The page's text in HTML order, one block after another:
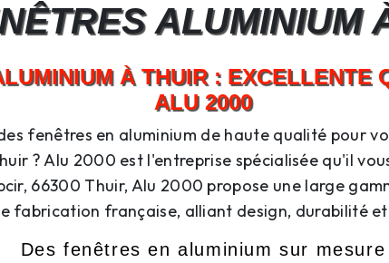
ALUMINIUM
À THUIR : EXCELLENTE
ALU 2000
fenêtres en aluminium de haute qualité pour
? Alu 2000 est l'entreprise spécialisée qu'il
66300 Thuir, Alu 2000 propose une large
fabrication française, alliant design, durabilité
Des fenêtres en aluminium sur mesure